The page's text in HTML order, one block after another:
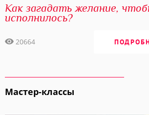
Как загадать желание,
исполнилось?
20664
Мастер-классы